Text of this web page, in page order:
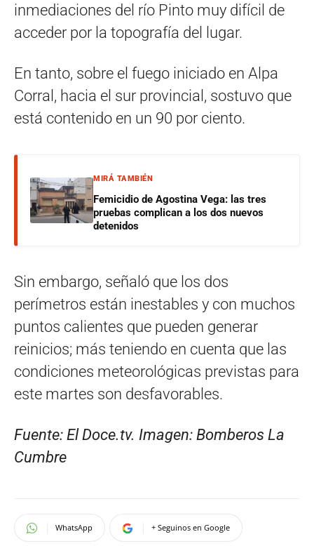
inmediaciones del río Pinto muy difícil de
acceder por la topografía del lugar.
En tanto, sobre el fuego iniciado en Alpa
Corral, hacia el sur provincial, sostuvo que
está contenido en un 90 por ciento.
MIRÁ TAMBIÉN
Femicidio de Agostina Vega: las tres
pruebas complican a los dos nuevos
detenidos
Sin embargo, señaló que los dos
perímetros están inestables y con muchos
puntos calientes que pueden generar
reinicios; más teniendo en cuenta que las
condiciones meteorológicas previstas para
este martes son desfavorables.
Fuente: El Doce.tv. Imagen: Bomberos La
Cumbre
WhatsApp + Seguinos en Google